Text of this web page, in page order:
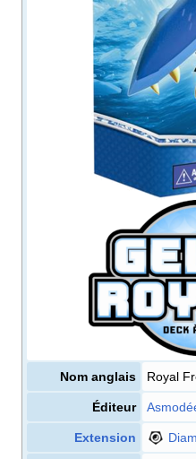
Nom anglais Royal
Éditeur
Extension